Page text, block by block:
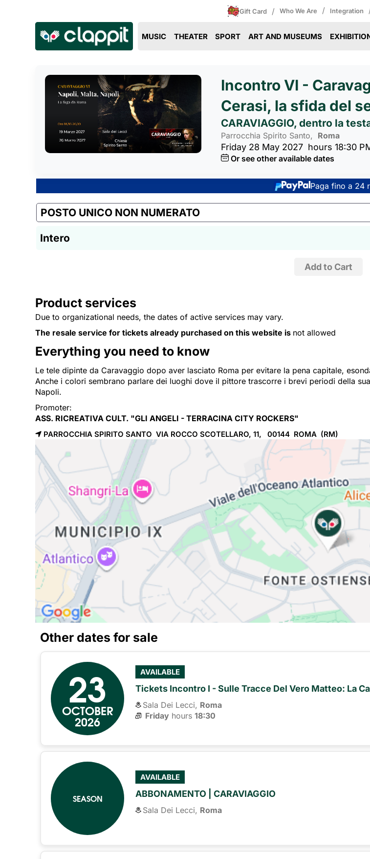
Gift Card / Who We Are / Integration
MUSIC THEATER SPORT ART AND MUSEUMS
Incontro VI -
Cerasi, la sfida del
CARAVIAGGIO, dentro la
Parrocchia Spirito Santo, Roma
Friday 28 May 2027 hours 18:30
Or see other available dates
Paga fino a 24
POSTO UNICO NON NUMERATO
Intero
Product services
Due to organizational needs, the dates of active services may vary.
The resale service for tickets already purchased on this website is not allowed
Everything you need to know
Le tele dipinte da Caravaggio dopo aver lasciato Roma per evitare la pena capitale,
Anche i colori sembrano parlare dei luoghi dove il pittore trascorre i brevi periodi della
Napoli.
Promoter:
ASS. RICREATIVA CULT. "GLI ANGELI - TERRACINA CITY ROCKERS"
PARROCCHIA SPIRITO SANTO VIA ROCCO SCOTELLARO, 11, 00144 ROMA (RM)
Other dates for sale
23
OCTOBER
2026
AVAILABLE
Tickets Incontro I - Sulle Tracce Del Vero Matteo: La
Sala Dei Lecci, Roma
Fridayhours 18:30
SEASON
AVAILABLE
ABBONAMENTO | CARAVIAGGIO
Sala Dei Lecci, Roma